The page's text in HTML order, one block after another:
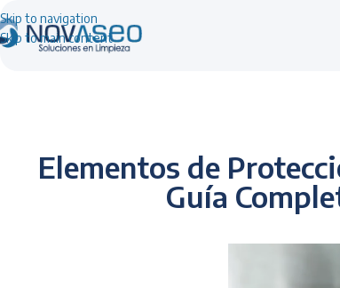
Skip to navigation
Skip to main content
Elementos de
Guía